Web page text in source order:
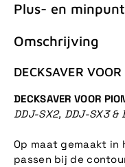
Plus- en
Omschrijving
DECKSAVER
DECKSAVER VOOR
DDJ-SX2, DDJ-SX3 &
Op maat gemaakt in
passen bij de